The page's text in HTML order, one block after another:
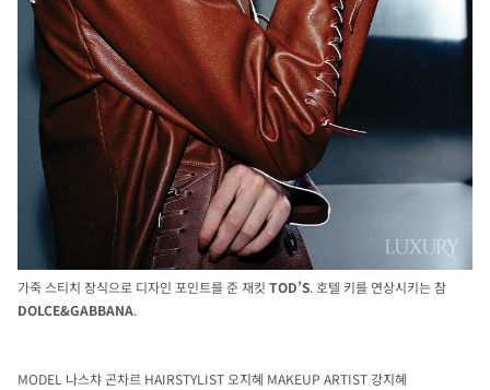
가죽 스티치 장식으로 디자인 포인트를 준 재킷 TOD’S. 호텔 키를 연상시키는 참
DOLCE&GABBANA.
MODEL 나스챠 곤차르 HAIRSTYLIST 오지혜 MAKEUP ARTIST 강지혜